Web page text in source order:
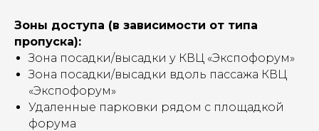
Зоны доступа (в зависимости от типа
пропуска):
Зона посадки/высадки у КВЦ «Экспофорум»
Зона посадки/высадки вдоль пассажа КВЦ
«Экспофорум»
Удаленные парковки рядом с площадкой
форума